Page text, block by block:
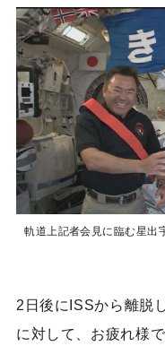
軌道上記者会見に臨む星出
2日後にISSから離脱
に対して、お疲れ様